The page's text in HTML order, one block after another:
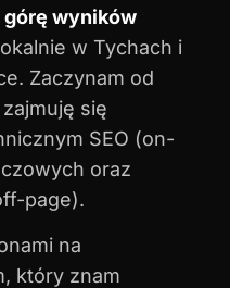
górę wyników
w Tychach i
Zaczynam od
się
SEO (on-
oraz
page).
na
który znam